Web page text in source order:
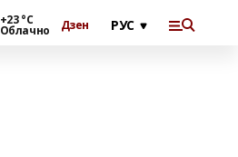
+23 °С
Облачно Дзен